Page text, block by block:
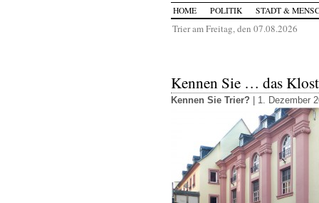
HOME POLITIK STADT &
Trier am Freitag, den 07.08.2026
Kennen Sie … das
Kennen Sie Trier? | 1. Dezember